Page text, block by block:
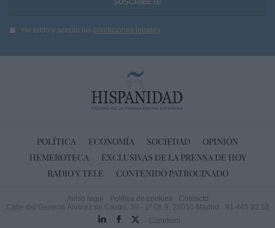
He leído y acepto las condiciones legales
POLÍTICA ECONOMÍA SOCIEDAD
OPINIÓN
HEMEROTECA
EXCLUSIVAS DE LA PRENSA DE HOY
RADIO Y TELE
CONTENIDO PATROCINADO
Aviso legal Política de cookies
Contacto
Calle del General Álvarez de Castro, 39 - 1º Of. 9. 28010 Madrid
91 445 32 55
Comitium